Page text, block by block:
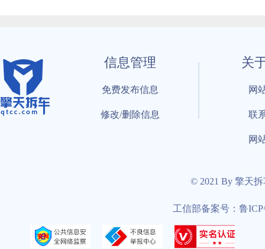
信息管理
免费发布信息
修改/删除信息
关
网
联
网
© 2021 By 擎天
工信部备案号：鲁